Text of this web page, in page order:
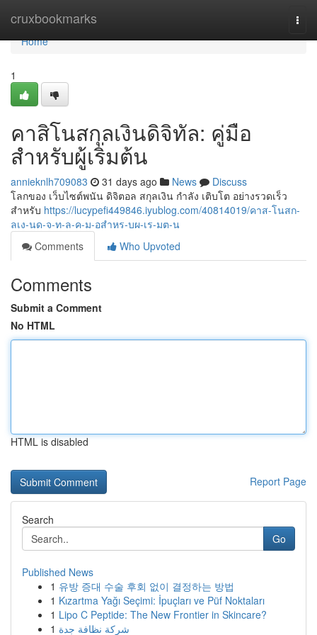
cruxbookmarks
Home
Home
1
คาสิโนสกุลเงินดิจิทัล: คู่มือ
สำหรับผู้เริ่มต้น
annieknlh709083 31 days ago News
Discuss
โลกของ เว็บไซต์พนัน ดิจิตอล สกุลเงิน กำลัง เติบโต อย่างรวดเร็ว
สำหรับ https://lucypefi449846.iyublog.com/40814019/คาส-โนสก-
ลเง-นด-จ-ท-ล-ค-ม-อสำหร-บผ-เร-มต-น
Comments
Who Upvoted
Comments
Submit a Comment
No HTML
HTML is disabled
Report Page
Search
Go
Published News
1 유방 증대 수술 후회 없이 결정하는 방법
1 Kızartma Yağı Seçimi: İpuçları ve Püf Noktaları
1 Lipo C Peptide: The New Frontier in Skincare?
1 شركة نظافة جدة